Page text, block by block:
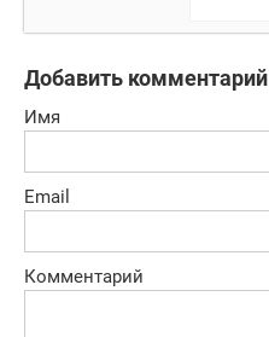
Добавить комментарий
Имя
Email
Комментарий